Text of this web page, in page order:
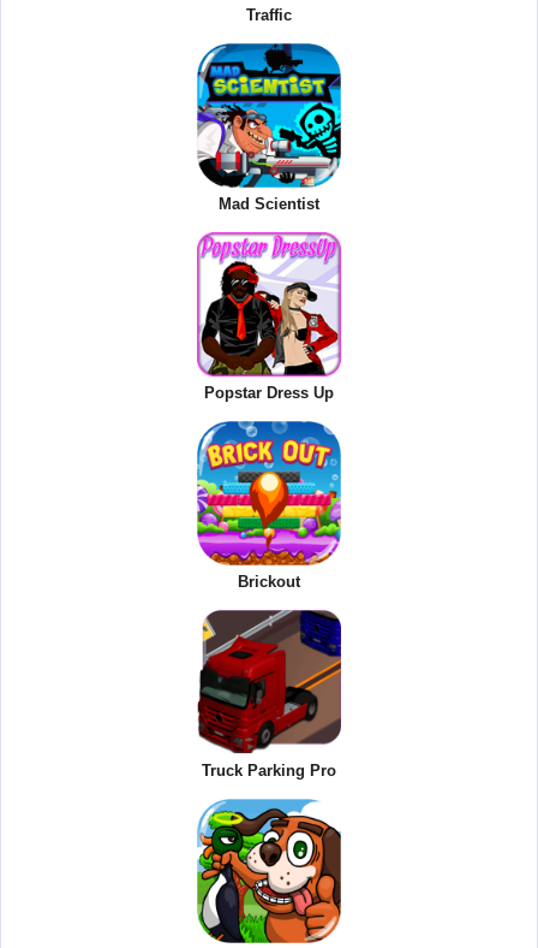
Traffic
Mad Scientist
Popstar Dress Up
Brickout
Truck Parking Pro